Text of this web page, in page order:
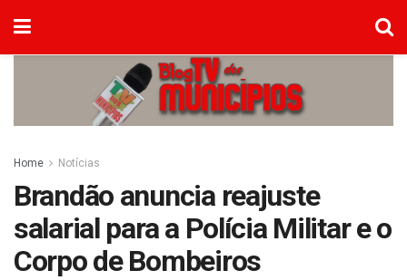
Home Notícias
Brandão anuncia reajuste
salarial para a Polícia Militar e o
Corpo de Bombeiros